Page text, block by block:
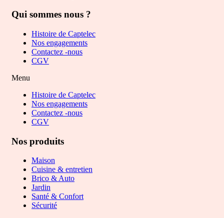
Qui sommes nous ?
Histoire de Captelec
Nos engagements
Contactez -nous
CGV
Menu
Histoire de Captelec
Nos engagements
Contactez -nous
CGV
Nos produits
Maison
Cuisine & entretien
Brico & Auto
Jardin
Santé & Confort
Sécurité